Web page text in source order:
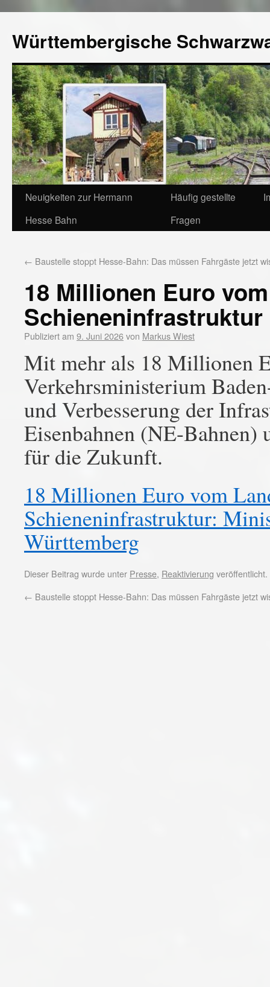
Württembergische
Neuigkeiten zur Hermann
Hesse Bahn
Häufig gestellte
Fragen
← Baustelle stoppt Hesse-Bahn: Das müssen Fahrgäste jetzt
18 Millionen Euro
Schieneninfrastruktur
Publiziert am 9. Juni 2026von Markus Wiest
Mit mehr als 18 Millionen
Verkehrsministerium
und Verbesserung der
Eisenbahnen (NE-Bahnen)
für die Zukunft.
18 Millionen Euro vom
Schieneninfrastruktur:
Württemberg
Dieser Beitrag wurde unter Presse, Reaktivierung
← Baustelle stoppt Hesse-Bahn: Das müssen Fahrgäste jetzt